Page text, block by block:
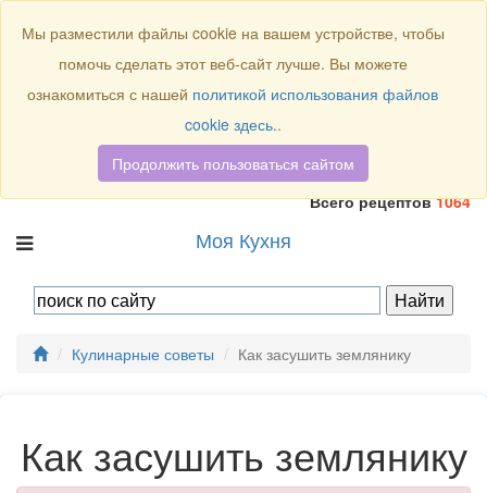
Всего рецептов1064
Моя Кухня
Кулинарные советы Как засушить землянику
Как засушить землянику
Мы разместили файлы cookie на вашем устройстве, чтобы
помочь сделать этот веб-сайт лучше. Вы можете
ознакомиться с нашей политикой использования файлов
cookie здесь..
Продолжить пользоваться сайтом